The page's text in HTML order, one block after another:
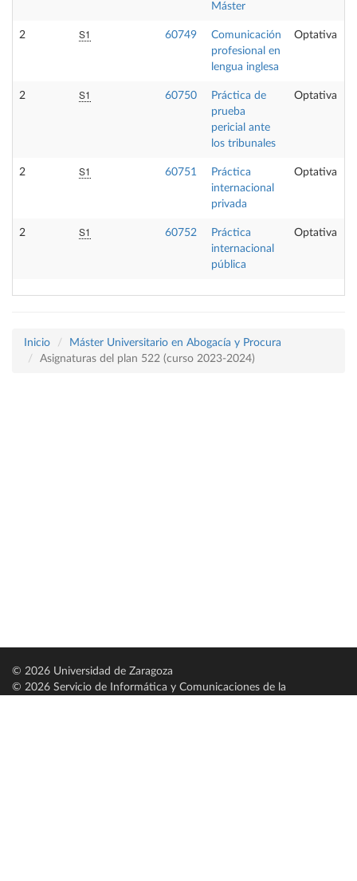
Máster
2 S1 60749
Comunicación
profesional en
lengua inglesa
Optativa
2 S1 60750
Práctica de
prueba
pericial ante
los tribunales
Optativa
2 S1 60751
Práctica
internacional
privada
Optativa
2 S1 60752
Práctica
internacional
pública
Optativa
Inicio
Máster Universitario en Abogacía y Procura
Asignaturas del plan 522 (curso 2023-2024)
© 2026 Universidad de Zaragoza
© 2026 Servicio de Informática y Comunicaciones de la